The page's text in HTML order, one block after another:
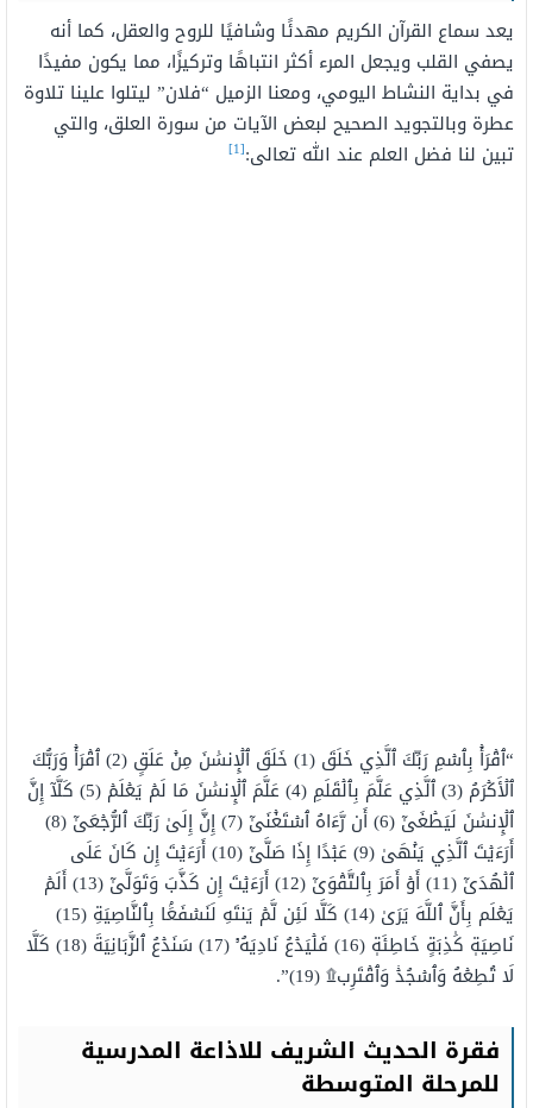
يعد سماع القرآن الكريم مهدئًا وشافيًا للروح والعقل، كما أنه
يصفي القلب ويجعل المرء أكثر انتباهًا وتركيزًا، مما يكون مفيدًا
في بداية النشاط اليومي، ومعنا الزميل “فلان” ليتلوا علينا تلاوة
عطرة وبالتجويد الصحيح لبعض الآيات من سورة العلق، والتي
تبين لنا فضل العلم عند الله تعالى:[1]
“ٱقۡرَأۡ بِٱسۡمِ رَبِّكَ ٱلَّذِي خَلَقَ (1) خَلَقَ ٱلۡإِنسَٰنَ مِنۡ عَلَقٍ (2) ٱقۡرَأۡ وَرَبُّكَ
ٱلۡأَكۡرَمُ (3) ٱلَّذِي عَلَّمَ بِٱلۡقَلَمِ (4) عَلَّمَ ٱلۡإِنسَٰنَ مَا لَمۡ يَعۡلَمۡ (5) كَلَّآ إِنَّ
ٱلۡإِنسَٰنَ لَيَطۡغَىٰٓ (6) أَن رَّءَاهُ ٱسۡتَغۡنَىٰٓ (7) إِنَّ إِلَىٰ رَبِّكَ ٱلرُّجۡعَىٰٓ (8)
أَرَءَيۡتَ ٱلَّذِي يَنۡهَىٰ (9) عَبۡدًا إِذَا صَلَّىٰٓ (10) أَرَءَيۡتَ إِن كَانَ عَلَى
ٱلۡهُدَىٰٓ (11) أَوۡ أَمَرَ بِٱلتَّقۡوَىٰٓ (12) أَرَءَيۡتَ إِن كَذَّبَ وَتَوَلَّىٰٓ (13) أَلَمۡ
يَعۡلَم بِأَنَّ ٱللَّهَ يَرَىٰ (14) كَلَّا لَئِن لَّمۡ يَنتَهِ لَنَسۡفَعَۢا بِٱلنَّاصِيَةِ (15)
نَاصِيَةٖ كَٰذِبَةٍ خَاطِئَةٖ (16) فَلۡيَدۡعُ نَادِيَهُۥ (17) سَنَدۡعُ ٱلزَّبَانِيَةَ (18) كَلَّا
لَا تُطِعۡهُ وَٱسۡجُدۡۤ وَٱقۡتَرِب۩ (19)”.
فقرة الحديث الشريف للاذاعة المدرسية
للمرحلة المتوسطة